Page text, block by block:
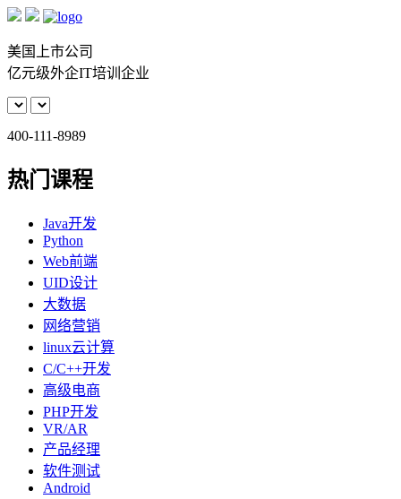
美国上市公司
亿元级外企IT培训企业
400-111-8989
热门课程
Java开发
Python
Web前端
UID设计
大数据
网络营销
linux云计算
C/C++开发
高级电商
PHP开发
VR/AR
产品经理
软件测试
Android